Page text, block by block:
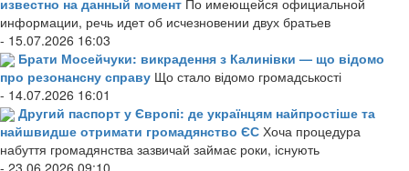
информации, речь идет об исчезновении двух братьев
- 15.07.2026 16:03
Брати Мосейчуки: викрадення з Калинівки — що відомо
про резонансну справу Що стало відомо громадськості
- 14.07.2026 16:01
Другий паспорт у Європі: де українцям найпростіше та
найшвидше отримати громадянство ЄС Хоча процедура
набуття громадянства зазвичай займає роки, існують